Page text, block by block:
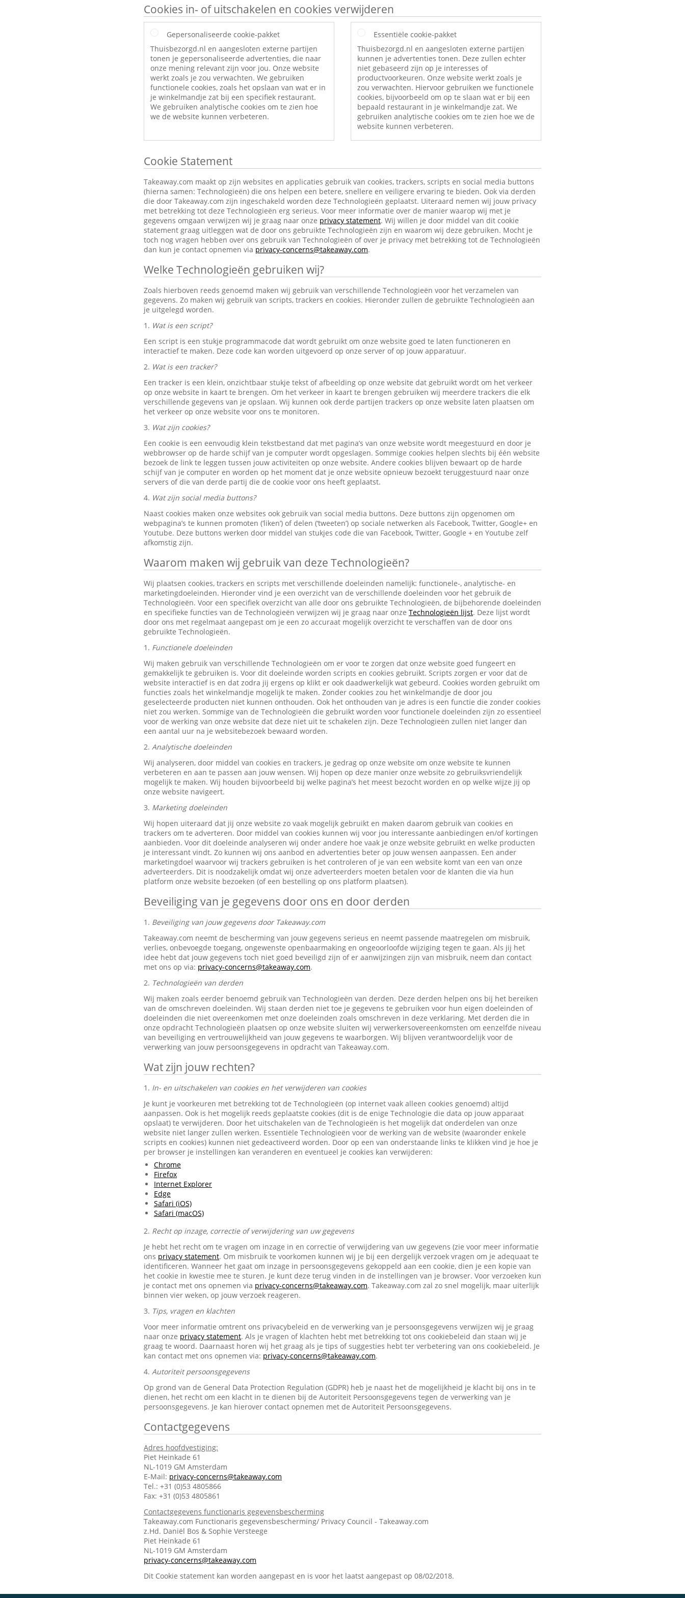
Cookies in- of uitschakelen en cookies verwijderen
Gepersonaliseerde cookie-pakket
Thuisbezorgd.nl en aangesloten externe partijen
tonen je gepersonaliseerde advertenties, die naar
onze mening relevant zijn voor jou. Onze website
werkt zoals je zou verwachten. We gebruiken
functionele cookies, zoals het opslaan van wat er in
je winkelmandje zat bij een specifiek restaurant.
We gebruiken analytische cookies om te zien hoe
we de website kunnen verbeteren.
Essentiële cookie-pakket
Thuisbezorgd.nl en aangesloten externe partijen
kunnen je advertenties tonen. Deze zullen echter
niet gebaseerd zijn op je interesses of
productvoorkeuren. Onze website werkt zoals je
zou verwachten. Hiervoor gebruiken we functionele
cookies, bijvoorbeeld om op te slaan wat er bij een
bepaald restaurant in je winkelmandje zat. We
gebruiken analytische cookies om te zien hoe we de
website kunnen verbeteren.
Cookie Statement
Takeaway.com maakt op zijn websites en applicaties gebruik van cookies, trackers, scripts en social media buttons
(hierna samen: Technologieën) die ons helpen een betere, snellere en veiligere ervaring te bieden. Ook via derden
die door Takeaway.com zijn ingeschakeld worden deze Technologieën geplaatst. Uiteraard nemen wij jouw privacy
met betrekking tot deze Technologieën erg serieus. Voor meer informatie over de manier waarop wij met je
gegevens omgaan verwijzen wij je graag naar onze privacy statement. Wij willen je door middel van dit cookie
statement graag uitleggen wat de door ons gebruikte Technologieën zijn en waarom wij deze gebruiken. Mocht je
toch nog vragen hebben over ons gebruik van Technologieën of over je privacy met betrekking tot de Technologieën
dan kun je contact opnemen via privacy-concerns@takeaway.com.
Welke Technologieën gebruiken wij?
Zoals hierboven reeds genoemd maken wij gebruik van verschillende Technologieën voor het verzamelen van
gegevens. Zo maken wij gebruik van scripts, trackers en cookies. Hieronder zullen de gebruikte Technologieën aan
je uitgelegd worden.
1. Wat is een script?
Een script is een stukje programmacode dat wordt gebruikt om onze website goed te laten functioneren en
interactief te maken. Deze code kan worden uitgevoerd op onze server of op jouw apparatuur.
2. Wat is een tracker?
Een tracker is een klein, onzichtbaar stukje tekst of afbeelding op onze website dat gebruikt wordt om het verkeer
op onze website in kaart te brengen. Om het verkeer in kaart te brengen gebruiken wij meerdere trackers die elk
verschillende gegevens van je opslaan. Wij kunnen ook derde partijen trackers op onze website laten plaatsen om
het verkeer op onze website voor ons te monitoren.
3. Wat zijn cookies?
Een cookie is een eenvoudig klein tekstbestand dat met pagina’s van onze website wordt meegestuurd en door je
webbrowser op de harde schijf van je computer wordt opgeslagen. Sommige cookies helpen slechts bij één website
bezoek de link te leggen tussen jouw activiteiten op onze website. Andere cookies blijven bewaart op de harde
schijf van je computer en worden op het moment dat je onze website opnieuw bezoekt teruggestuurd naar onze
servers of die van derde partij die de cookie voor ons heeft geplaatst.
4. Wat zijn social media buttons?
Naast cookies maken onze websites ook gebruik van social media buttons. Deze buttons zijn opgenomen om
webpagina’s te kunnen promoten (‘liken’) of delen (‘tweeten’) op sociale netwerken als Facebook, Twitter, Google+ en
Youtube. Deze buttons werken door middel van stukjes code die van Facebook, Twitter, Google + en Youtube zelf
afkomstig zijn.
Waarom maken wij gebruik van deze Technologieën?
Wij plaatsen cookies, trackers en scripts met verschillende doeleinden namelijk: functionele-, analytische- en
marketingdoeleinden. Hieronder vind je een overzicht van de verschillende doeleinden voor het gebruik de
Technologieën. Voor een specifiek overzicht van alle door ons gebruikte Technologieën, de bijbehorende doeleinden
en specifieke functies van de Technologieën verwijzen wij je graag naar onze Technologieën lijst. Deze lijst wordt
door ons met regelmaat aangepast om je een zo accuraat mogelijk overzicht te verschaffen van de door ons
gebruikte Technologieën.
1. Functionele doeleinden
Wij maken gebruik van verschillende Technologieën om er voor te zorgen dat onze website goed fungeert en
gemakkelijk te gebruiken is. Voor dit doeleinde worden scripts en cookies gebruikt. Scripts zorgen er voor dat de
website interactief is en dat zodra jij ergens op klikt er ook daadwerkelijk wat gebeurd. Cookies worden gebruikt om
functies zoals het winkelmandje mogelijk te maken. Zonder cookies zou het winkelmandje de door jou
geselecteerde producten niet kunnen onthouden. Ook het onthouden van je adres is een functie die zonder cookies
niet zou werken. Sommige van de Technologieën die gebruikt worden voor functionele doeleinden zijn zo essentieel
voor de werking van onze website dat deze niet uit te schakelen zijn. Deze Technologieën zullen niet langer dan
een aantal uur na je websitebezoek bewaard worden.
2. Analytische doeleinden
Wij analyseren, door middel van cookies en trackers, je gedrag op onze website om onze website te kunnen
verbeteren en aan te passen aan jouw wensen. Wij hopen op deze manier onze website zo gebruiksvriendelijk
mogelijk te maken. Wij houden bijvoorbeeld bij welke pagina’s het meest bezocht worden en op welke wijze jij op
onze website navigeert.
3. Marketing doeleinden
Wij hopen uiteraard dat jij onze website zo vaak mogelijk gebruikt en maken daarom gebruik van cookies en
trackers om te adverteren. Door middel van cookies kunnen wij voor jou interessante aanbiedingen en/of kortingen
aanbieden. Voor dit doeleinde analyseren wij onder andere hoe vaak je onze website gebruikt en welke producten
je interessant vindt. Zo kunnen wij ons aanbod en advertenties beter op jouw wensen aanpassen. Een ander
marketingdoel waarvoor wij trackers gebruiken is het controleren of je van een website komt van een van onze
adverteerders. Dit is noodzakelijk omdat wij onze adverteerders moeten betalen voor de klanten die via hun
platform onze website bezoeken (of een bestelling op ons platform plaatsen).
Beveiliging van je gegevens door ons en door derden
1. Beveiliging van jouw gegevens door Takeaway.com
Takeaway.com neemt de bescherming van jouw gegevens serieus en neemt passende maatregelen om misbruik,
verlies, onbevoegde toegang, ongewenste openbaarmaking en ongeoorloofde wijziging tegen te gaan. Als jij het
idee hebt dat jouw gegevens toch niet goed beveiligd zijn of er aanwijzingen zijn van misbruik, neem dan contact
met ons op via: privacy-concerns@takeaway.com.
2. Technologieën van derden
Wij maken zoals eerder benoemd gebruik van Technologieën van derden. Deze derden helpen ons bij het bereiken
van de omschreven doeleinden. Wij staan derden niet toe je gegevens te gebruiken voor hun eigen doeleinden of
doeleinden die niet overeenkomen met onze doeleinden zoals omschreven in deze verklaring. Met derden die in
onze opdracht Technologieën plaatsen op onze website sluiten wij verwerkersovereenkomsten om eenzelfde niveau
van beveiliging en vertrouwelijkheid van jouw gegevens te waarborgen. Wij blijven verantwoordelijk voor de
verwerking van jouw persoonsgegevens in opdracht van Takeaway.com.
Wat zijn jouw rechten?
1. In- en uitschakelen van cookies en het verwijderen van cookies
Je kunt je voorkeuren met betrekking tot de Technologieën (op internet vaak alleen cookies genoemd) altijd
aanpassen. Ook is het mogelijk reeds geplaatste cookies (dit is de enige Technologie die data op jouw apparaat
opslaat) te verwijderen. Door het uitschakelen van de Technologieën is het mogelijk dat onderdelen van onze
website niet langer zullen werken. Essentiële Technologieën voor de werking van de website (waaronder enkele
scripts en cookies) kunnen niet gedeactiveerd worden. Door op een van onderstaande links te klikken vind je hoe je
per browser je instellingen kan veranderen en eventueel je cookies kan verwijderen:
Chrome
Firefox
Internet Explorer
Edge
Safari (iOS)
Safari (macOS)
2. Recht op inzage, correctie of verwijdering van uw gegevens
Je hebt het recht om te vragen om inzage in en correctie of verwijdering van uw gegevens (zie voor meer informatie
ons privacy statement. Om misbruik te voorkomen kunnen wij je bij een dergelijk verzoek vragen om je adequaat te
identificeren. Wanneer het gaat om inzage in persoonsgegevens gekoppeld aan een cookie, dien je een kopie van
het cookie in kwestie mee te sturen. Je kunt deze terug vinden in de instellingen van je browser. Voor verzoeken kun
je contact met ons opnemen via privacy-concerns@takeaway.com. Takeaway.com zal zo snel mogelijk, maar uiterlijk
binnen vier weken, op jouw verzoek reageren.
3. Tips, vragen en klachten
Voor meer informatie omtrent ons privacybeleid en de verwerking van je persoonsgegevens verwijzen wij je graag
naar onze privacy statement. Als je vragen of klachten hebt met betrekking tot ons cookiebeleid dan staan wij je
graag te woord. Daarnaast horen wij het graag als je tips of suggesties hebt ter verbetering van ons cookiebeleid. Je
kan contact met ons opnemen via: privacy-concerns@takeaway.com.
4. Autoriteit persoonsgegevens
Op grond van de General Data Protection Regulation (GDPR) heb je naast het de mogelijkheid je klacht bij ons in te
dienen, het recht om een klacht in te dienen bij de Autoriteit Persoonsgegevens tegen de verwerking van je
persoonsgegevens. Je kan hierover contact opnemen met de Autoriteit Persoonsgegevens.
Contactgegevens
Adres hoofdvestiging:
Piet Heinkade 61
NL-1019 GM Amsterdam
E-Mail: privacy-concerns@takeaway.com
Tel.: +31 (0)53 4805866
Fax: +31 (0)53 4805861
Contactgegevens functionaris gegevensbescherming
Takeaway.com Functionaris gegevensbescherming/ Privacy Council - Takeaway.com
z.Hd. Daniël Bos & Sophie Versteege
Piet Heinkade 61
NL-1019 GM Amsterdam
privacy-concerns@takeaway.com
Dit Cookie statement kan worden aangepast en is voor het laatst aangepast op 08/02/2018.